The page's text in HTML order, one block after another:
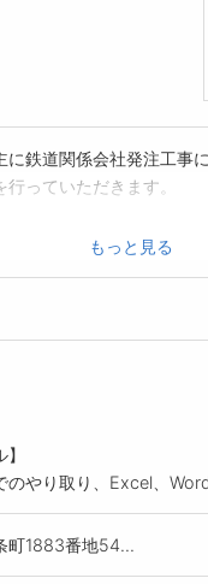
に鉄道関係会社発注工事
っていただきます。
の打ち合わせ
める業務
もっと見る
のやり取り、Excel、
町1883番地54...